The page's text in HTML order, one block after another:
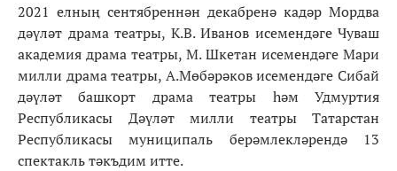
2021 елның сентябреннән декабренә кадәр Мордва
дәүләт драма театры, К.В. Иванов исемендәге Чуваш
академия драма театры, М. Шкетан исемендәге Мари
милли драма театры, А.Мөбәрәков исемендәге Сибай
дәүләт башкорт драма театры һәм Удмуртия
Республикасы Дәүләт милли театры Татарстан
Республикасы муниципаль берәмлекләрендә 13
спектакль тәкъдим итте.